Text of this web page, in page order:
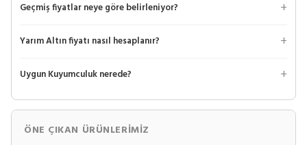
Geçmiş fiyatlar neye göre belirleniyor?
Yarım Altın fiyatı nasıl hesaplanır?
Uygun Kuyumculuk nerede?
ÖNE ÇIKAN ÜRÜNLERIMIZ